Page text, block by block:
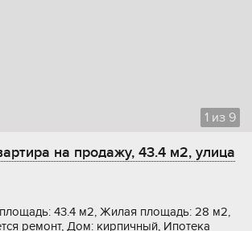
1 из 9
на продажу, 43.4 м2, улица
43.4 м2, Жилая площадь: 28 м2,
ремонт, Дом: кирпичный, Ипотека